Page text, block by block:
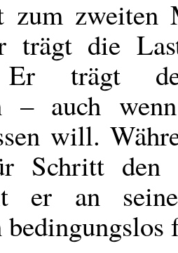
zum zweiten
trägt die
Er trägt
– auch
will.
Schritt den
er an